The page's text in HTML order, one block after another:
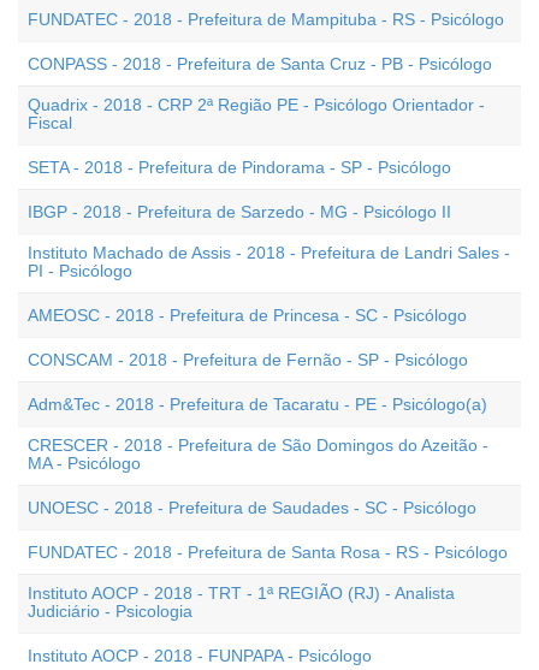
FUNDATEC - 2018 - Prefeitura de Mampituba - RS - Psicólogo
CONPASS - 2018 - Prefeitura de Santa Cruz - PB - Psicólogo
Quadrix - 2018 - CRP 2ª Região PE - Psicólogo Orientador -
Fiscal
SETA - 2018 - Prefeitura de Pindorama - SP - Psicólogo
IBGP - 2018 - Prefeitura de Sarzedo - MG - Psicólogo II
Instituto Machado de Assis - 2018 - Prefeitura de Landri Sales -
PI - Psicólogo
AMEOSC - 2018 - Prefeitura de Princesa - SC - Psicólogo
CONSCAM - 2018 - Prefeitura de Fernão - SP - Psicólogo
Adm&Tec - 2018 - Prefeitura de Tacaratu - PE - Psicólogo(a)
CRESCER - 2018 - Prefeitura de São Domingos do Azeitão -
MA - Psicólogo
UNOESC - 2018 - Prefeitura de Saudades - SC - Psicólogo
FUNDATEC - 2018 - Prefeitura de Santa Rosa - RS - Psicólogo
Instituto AOCP - 2018 - TRT - 1ª REGIÃO (RJ) - Analista
Judiciário - Psicologia
Instituto AOCP - 2018 - FUNPAPA - Psicólogo